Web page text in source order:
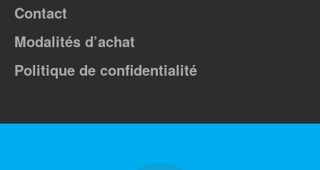
Contact
Modalités d’achat
Politique de confidentialité